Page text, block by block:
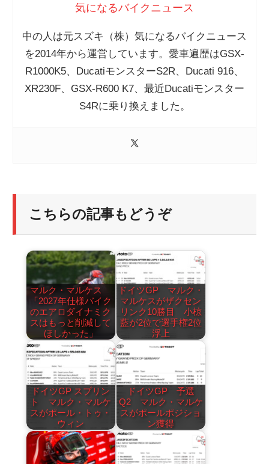
気になるバイクニュース
中の人は元スズキ（株）気になるバイクニュース
を2014年から運営しています。愛車遍歴はGSX-
R1000K5、DucatiモンスターS2R、Ducati 916、
XR230F、GSX-R600 K7、最近Ducatiモンスター
S4Rに乗り換えました。
こちらの記事もどうぞ
マルク・マルケス
「2027年仕様バイク
のエアロダイナミク
スはもっと削減して
ほしかった」
ドイツGP マルク・
マルケスがザクセン
リンク10勝目 小椋
藍が2位で選手権2位
浮上
ドイツGP スプリン
ト マルク・マルケ
スがポール・トゥ・
ウィン
ドイツGP 予選
Q2 マルク・マルケ
スがポールポジショ
ン獲得